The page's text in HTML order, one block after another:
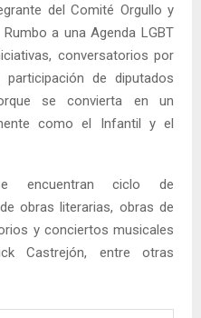
del Comité Orgullo y
a una Agenda LGBT
conversatorios por
de diputados
se convierta en un
como el Infantil y el
encuentran ciclo de
obras literarias, obras de
y conciertos musicales
Castrejón, entre otras